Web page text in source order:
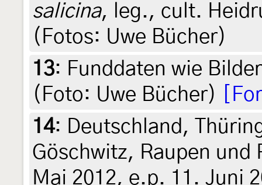
salicina, leg., cult.
(Fotos: Uwe Bücher)
13: Funddaten wie
(Foto: Uwe Bücher)
14: Deutschland,
Göschwitz, Raupen und
Mai 2012, e.p. 11. Juni